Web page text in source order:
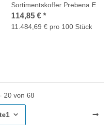
Sortimentskoffer Prebena ES-
BOX
114,85 € *
11.484,69 € pro 100 Stück
20 von 68
1